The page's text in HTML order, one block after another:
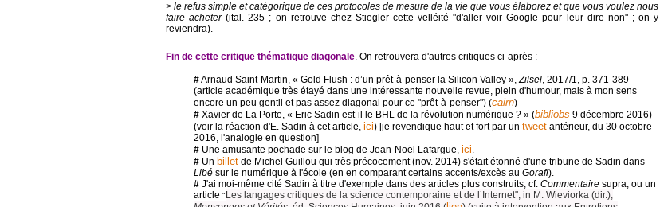
> le refus simple et catégorique de ces protocoles de mesure de la vie que vous élaborez et que vous voulez nous
faire acheter(ital. 235 ; on retrouve chez Stiegler cette velléité "d'aller voir Google pour leur dire non" ; on y
reviendra).
Fin de cette critique thématique diagonale . On retrouvera d'autres critiques ci-après :
#Arnaud Saint-Martin, « Gold Flush : d’un prêt-à-penser la Silicon Valley », Zilsel , 2017/1, p. 371-389
(article académique très étayé dans une intéressante nouvelle revue, plein d'humour, mais à mon sens
encore un peu gentil et pas assez diagonal pour ce "prêt-à-penser") (cairn)
# Xavier de La Porte, « Eric Sadin est-il le BHL de la révolution numérique ? » (bibliobs 9 décembre 2016)
(voir la réaction d'E. Sadin à cet article, ici) [je revendique haut et fort par un tweet antérieur, du 30 octobre
2016, l'analogie en question]
# Une amusante pochade sur le blog de Jean-Noël Lafargue, ici
# Un billet de Michel Guillou qui très précocement (nov. 2014) s'était étonné d'une tribune de Sadin dans
Libé sur le numérique à l'école (en en comparant certains accents/excès au Gorafi).
# J'ai moi-même cité Sadin à titre d'exemple dans des articles plus construits, cf. Commentaire supra, ou un
article "Les langages critiques de la science contemporaine et de l’Internet", in M. Wieviorka (dir.),